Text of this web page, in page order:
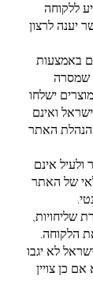
ללקוחה
יענה לרצון
באמצעות
שמסרה
ישלחו
ואינם
הנהלת האתר
אינם
של האתר
שליחויות,
הלקוחה.
לא יגבו
כן צויין